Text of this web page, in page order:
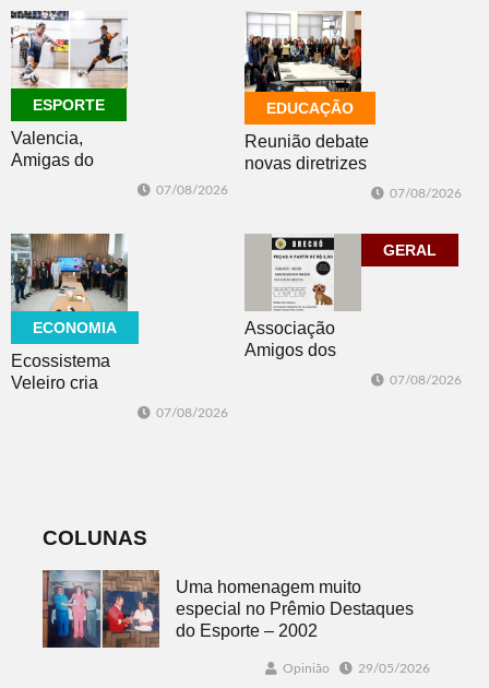
favorável ao
fenômeno
ESPORTE
Valencia,
Amigas do
vencem no
futsal
07/08/2026
EDUCAÇÃO
Reunião debate
novas diretrizes
perspectiva
inclusiva
07/08/2026
ECONOMIA
Ecossistema
Veleiro cria
07/08/2026
GERAL
Associação
Amigos dos
07/08/2026
COLUNAS
Uma homenagem muito
especial no Prêmio Destaques
do Esporte – 2002
Opinião 29/05/2026